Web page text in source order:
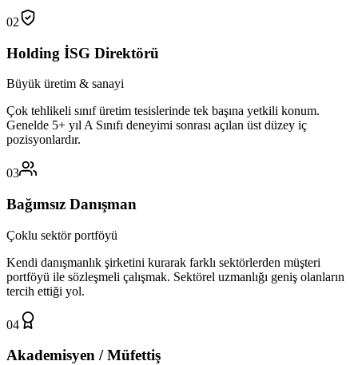
02
Holding İSG Direktörü
Büyük üretim & sanayi
Çok tehlikeli sınıf üretim tesislerinde tek başına yetkili konum.
Genelde 5+ yıl A Sınıfı deneyimi sonrası açılan üst düzey iç
pozisyonlardır.
03
Bağımsız Danışman
Çoklu sektör portföyü
Kendi danışmanlık şirketini kurarak farklı sektörlerden müşteri
portföyü ile sözleşmeli çalışmak. Sektörel uzmanlığı geniş olanların
tercih ettiği yol.
04
Akademisyen / Müfettiş